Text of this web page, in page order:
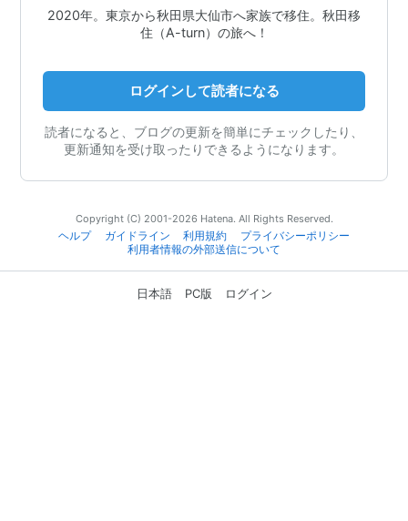
2020年。東京から秋田県大仙市へ家族で移住。秋田移
住（A-turn）の旅へ！
ログインして読者になる
読者になると、ブログの更新を簡単にチェックしたり、
更新通知を受け取ったりできるようになります。
Copyright (C) 2001-2026 Hatena. All Rights Reserved.
ヘルプ
ガイドライン 利用規約
プライバシーポリシー
利用者情報の外部送信について
日本語 PC版 ログイン